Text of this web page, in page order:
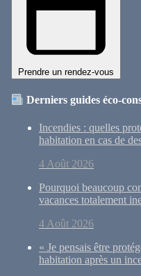
Prendre un rendez-vous
Derniers guides éco-
Incendies : quelles
habitation en cas de
4 Août 2026
Pourquoi beaucoup
vacances totalement
4 Août 2026
« Je pensais être
habitation après un